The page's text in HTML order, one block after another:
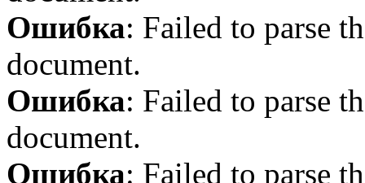
Ошибка: Failed to parse
document.
Ошибка: Failed to parse
document.
Ошибка: Failed to parse